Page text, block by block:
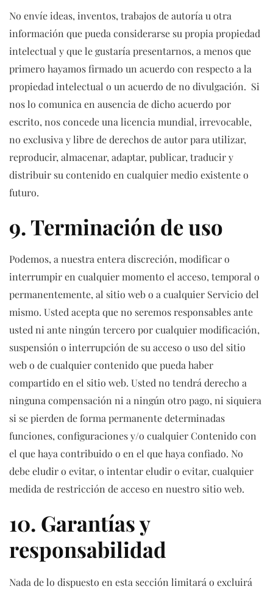
No envíe ideas, inventos, trabajos de autoría u otra
información que pueda considerarse su propia propiedad
intelectual y que le gustaría presentarnos, a menos que
primero hayamos firmado un acuerdo con respecto a la
propiedad intelectual o un acuerdo de no divulgación. Si
nos lo comunica en ausencia de dicho acuerdo por
escrito, nos concede una licencia mundial, irrevocable,
no exclusiva y libre de derechos de autor para utilizar,
reproducir, almacenar, adaptar, publicar, traducir y
distribuir su contenido en cualquier medio existente o
futuro.
9. Terminación de uso
Podemos, a nuestra entera discreción, modificar o
interrumpir en cualquier momento el acceso, temporal o
permanentemente, al sitio web o a cualquier Servicio del
mismo. Usted acepta que no seremos responsables ante
usted ni ante ningún tercero por cualquier modificación,
suspensión o interrupción de su acceso o uso del sitio
web o de cualquier contenido que pueda haber
compartido en el sitio web. Usted no tendrá derecho a
ninguna compensación ni a ningún otro pago, ni siquiera
si se pierden de forma permanente determinadas
funciones, configuraciones y/o cualquier Contenido con
el que haya contribuido o en el que haya confiado. No
debe eludir o evitar, o intentar eludir o evitar, cualquier
medida de restricción de acceso en nuestro sitio web.
10. Garantías y
responsabilidad
Nada de lo dispuesto en esta sección limitará o excluirá